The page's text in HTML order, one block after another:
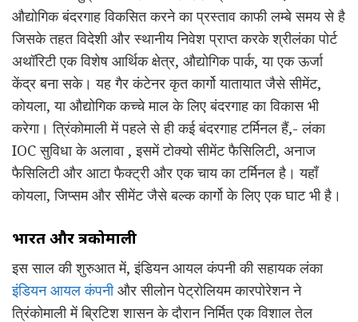
औद्योगिक बंदरगाह विकसित करने का प्रस्ताव काफी लम्बे समय से है
जिसके तहत विदेशी और स्थानीय निवेश प्राप्त करके श्रीलंका पोर्ट
अथॉरिटी एक विशेष आर्थिक क्षेत्र, औद्योगिक पार्क, या एक ऊर्जा
केंद्र बना सके। यह गैर कंटेनर कृत कार्गो यातायात जैसे सीमेंट,
कोयला, या औद्योगिक कच्चे माल के लिए बंदरगाह का विकास भी
करेगा। त्रिंकोमाली में पहले से ही कई बंदरगाह टर्मिनल हैं,- लंका
IOC सुविधा के अलावा , इसमें टोक्यो सीमेंट फैसिलिटी, अनाज
फैसिलिटी और आटा फैक्ट्री और एक चाय का टर्मिनल है। यहाँ
कोयला, जिप्सम और सीमेंट जैसे बल्क कार्गो के लिए एक घाट भी है।
भारत और त्रिंकोमाली
इस साल की शुरुआत में, इंडियन आयल कंपनी की सहायक लंका
इंडियन आयल कंपनीऔर सीलोन पेट्रोलियम कारपोरेशन ने
त्रिंकोमाली में ब्रिटिश शासन के दौरान निर्मित एक विशाल तेल